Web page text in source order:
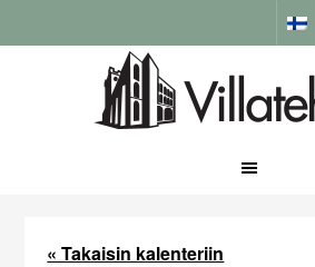
« Takaisin kalenteriin